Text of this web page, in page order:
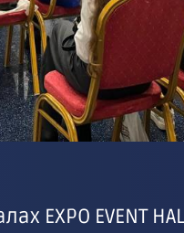
EXPO EVENT